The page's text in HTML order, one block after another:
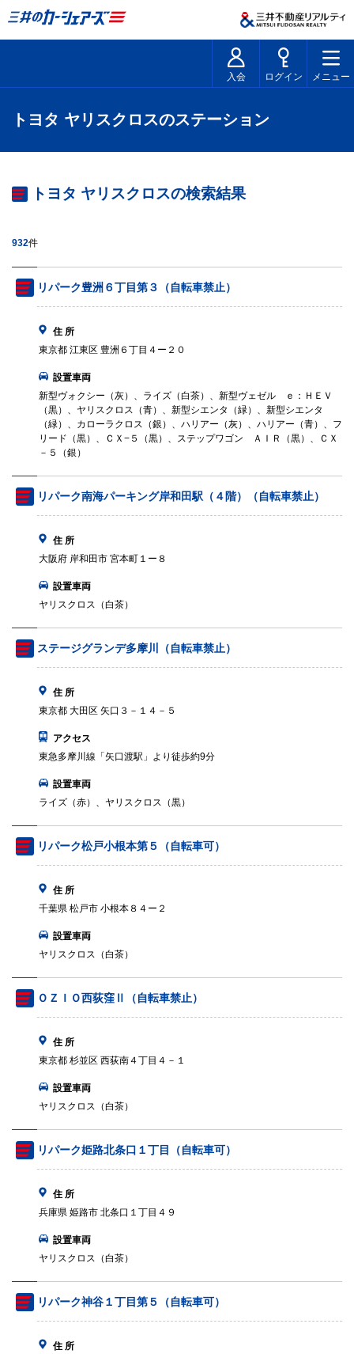
入会 ログイン メニュー
トヨタ ヤリスクロスのステーション
トヨタ ヤリスクロスの検索結果
932件
リパーク豊洲６丁目第３（自転車禁止）
住 所
東京都 江東区 豊洲６丁目４ー２０
設置車両
新型ヴォクシー（灰）、ライズ（白茶）、新型ヴェゼル ｅ：ＨＥＶ
（黒）、ヤリスクロス（青）、新型シエンタ（緑）、新型シエンタ
（緑）、カローラクロス（銀）、ハリアー（灰）、ハリアー（青）、フ
リード（黒）、ＣＸ−５（黒）、ステップワゴン ＡＩＲ（黒）、ＣＸ
－５（銀）
リパーク南海パーキング岸和田駅（４階）（自転車禁止）
住 所
大阪府 岸和田市 宮本町１ー８
設置車両
ヤリスクロス（白茶）
ステージグランデ多摩川（自転車禁止）
住 所
東京都 大田区 矢口３－１４－５
アクセス
東急多摩川線「矢口渡駅」より徒歩約9分
設置車両
ライズ（赤）、ヤリスクロス（黒）
リパーク松戸小根本第５（自転車可）
住 所
千葉県 松戸市 小根本８４ー２
設置車両
ヤリスクロス（白茶）
ＯＺＩＯ西荻窪Ⅱ（自転車禁止）
住 所
東京都 杉並区 西荻南４丁目４－１
設置車両
ヤリスクロス（白茶）
リパーク姫路北条口１丁目（自転車可）
住 所
兵庫県 姫路市 北条口１丁目４９
設置車両
ヤリスクロス（白茶）
リパーク神谷１丁目第５（自転車可）
住 所